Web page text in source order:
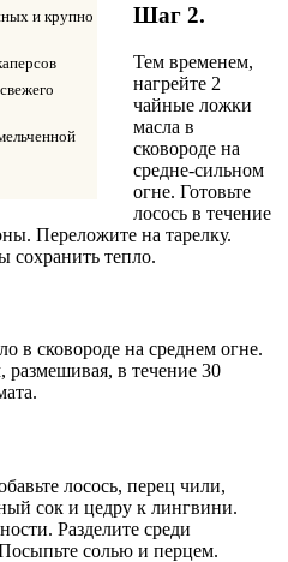
и крупно
Шаг 2.
Тем временем,
нагрейте 2
чайные ложки
масла в
сковороде на
средне-сильном
огне. Готовьте
лосось в течение
Переложите на тарелку.
сохранить тепло.
в сковороде на среднем огне.
размешивая, в течение 30
лосось, перец чили,
сок и цедру к лингвини.
Разделите среди
солью и перцем.